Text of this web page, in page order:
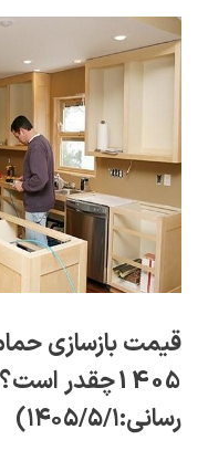
قیمت بازسازی
1405چقدر
رسانی:۱۴۰۵/۵/۱)